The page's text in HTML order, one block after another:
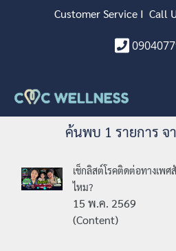
Customer Service I Call
ค้นพบ 1 รายการ จ
เช็กลิสต์โรคติดต่อทางเพ
ไหม?
15 พ.ค. 2569
(Content)